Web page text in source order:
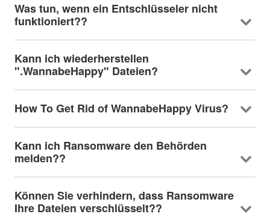
Was tun, wenn ein Entschlüsseler nicht
funktioniert??
Kann ich wiederherstellen
".WannabeHappy" Dateien?
How To Get Rid of WannabeHappy Virus?
Kann ich Ransomware den Behörden
melden??
Können Sie verhindern, dass Ransomware
Ihre Dateien verschlüsselt??